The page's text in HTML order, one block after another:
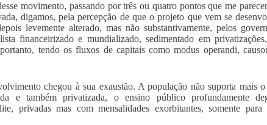
movimento, passando por três ou quatro pontos que me
digamos, pela percepção de que o projeto que vem se
levemente alterado, mas não substantivamente, pelos
financeirizado e mundializado, sedimentado em
tendo os fluxos de capitais como modus operandi,
chegou à sua exaustão. A população não suporta mais o
e também privatizada, o ensino público profundamente
privadas mas com mensalidades exorbitantes, somente para